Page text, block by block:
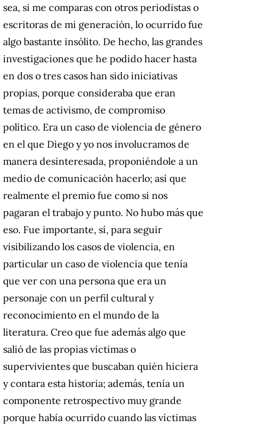
sea, si me comparas con otros periodistas o
escritoras de mi generación, lo ocurrido fue
algo bastante insólito. De hecho, las grandes
investigaciones que he podido hacer hasta
en dos o tres casos han sido iniciativas
propias, porque consideraba que eran
temas de activismo, de compromiso
político. Era un caso de violencia de género
en el que Diego y yo nos involucramos de
manera desinteresada, proponiéndole a un
medio de comunicación hacerlo; así que
realmente el premio fue como si nos
pagaran el trabajo y punto. No hubo más que
eso. Fue importante, sí, para seguir
visibilizando los casos de violencia, en
particular un caso de violencia que tenía
que ver con una persona que era un
personaje con un perfil cultural y
reconocimiento en el mundo de la
literatura. Creo que fue además algo que
salió de las propias víctimas o
supervivientes que buscaban quién hiciera
y contara esta historia; además, tenía un
componente retrospectivo muy grande
porque había ocurrido cuando las víctimas